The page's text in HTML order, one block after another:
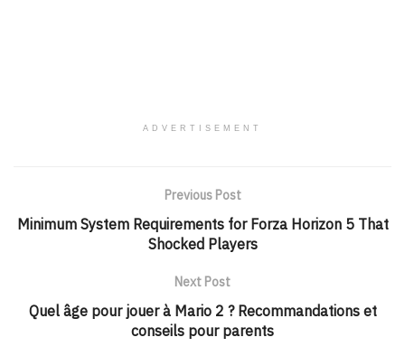
ADVERTISEMENT
Previous Post
Minimum System Requirements for Forza Horizon 5 That
Shocked Players
Next Post
Quel âge pour jouer à Mario 2 ? Recommandations et
conseils pour parents